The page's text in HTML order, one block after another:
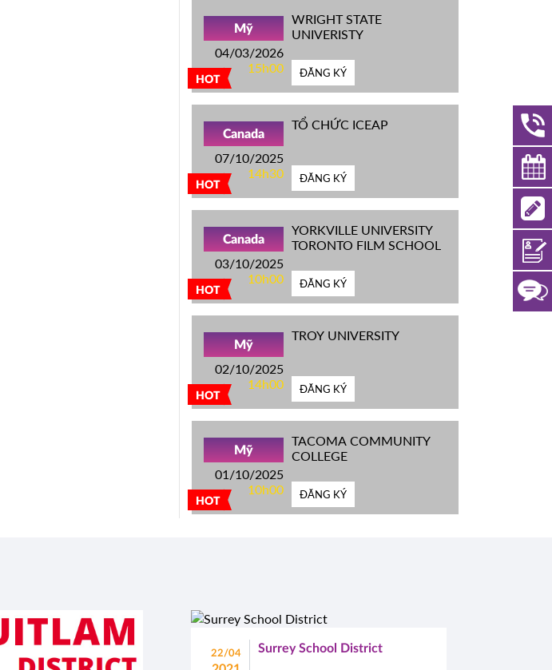
HOT
Mỹ
04/03/2026
15h00
WRIGHT STATE
UNIVERISTY
ĐĂNG KÝ
HOT
Canada
07/10/2025
14h30
TỔ CHỨC ICEAP
ĐĂNG KÝ
HOT
Canada
03/10/2025
10h00
YORKVILLE UNIVERSITY
TORONTO FILM SCHOOL
ĐĂNG KÝ
HOT
Mỹ
02/10/2025
14h00
TROY UNIVERSITY
ĐĂNG KÝ
HOT
Mỹ
01/10/2025
10h00
TACOMA COMMUNITY
COLLEGE
ĐĂNG KÝ
22/04 Surrey School District